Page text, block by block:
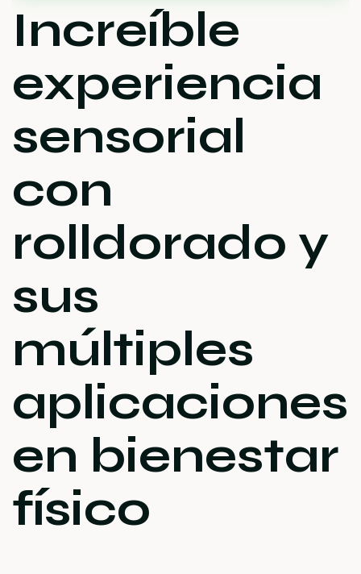
Increíble
experiencia
sensorial
con
rolldorado y
sus
múltiples
aplicaciones
en bienestar
físico